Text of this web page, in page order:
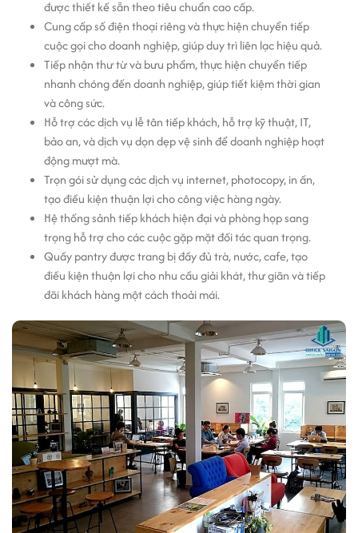
được thiết kế sẵn theo tiêu chuẩn cao cấp.
Cung cấp số điện thoại riêng và thực hiện chuyển tiếp
cuộc gọi cho doanh nghiệp, giúp duy trì liên lạc hiệu quả.
Tiếp nhận thư từ và bưu phẩm, thực hiện chuyển tiếp
nhanh chóng đến doanh nghiệp, giúp tiết kiệm thời gian
và công sức.
Hỗ trợ các dịch vụ lễ tân tiếp khách, hỗ trợ kỹ thuật, IT,
bảo an, và dịch vụ dọn dẹp vệ sinh để doanh nghiệp hoạt
động mượt mà.
Trọn gói sử dụng các dịch vụ internet, photocopy, in ấn,
tạo điều kiện thuận lợi cho công việc hàng ngày.
Hệ thống sảnh tiếp khách hiện đại và phòng họp sang
trọng hỗ trợ cho các cuộc gặp mặt đối tác quan trọng.
Quầy pantry được trang bị đầy đủ trà, nước, cafe, tạo
điều kiện thuận lợi cho nhu cầu giải khát, thư giãn và tiếp
đãi khách hàng một cách thoải mái.